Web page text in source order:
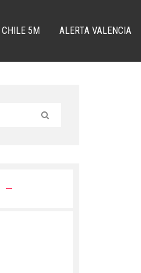
CHILE 5M ALERTA VALENCIA